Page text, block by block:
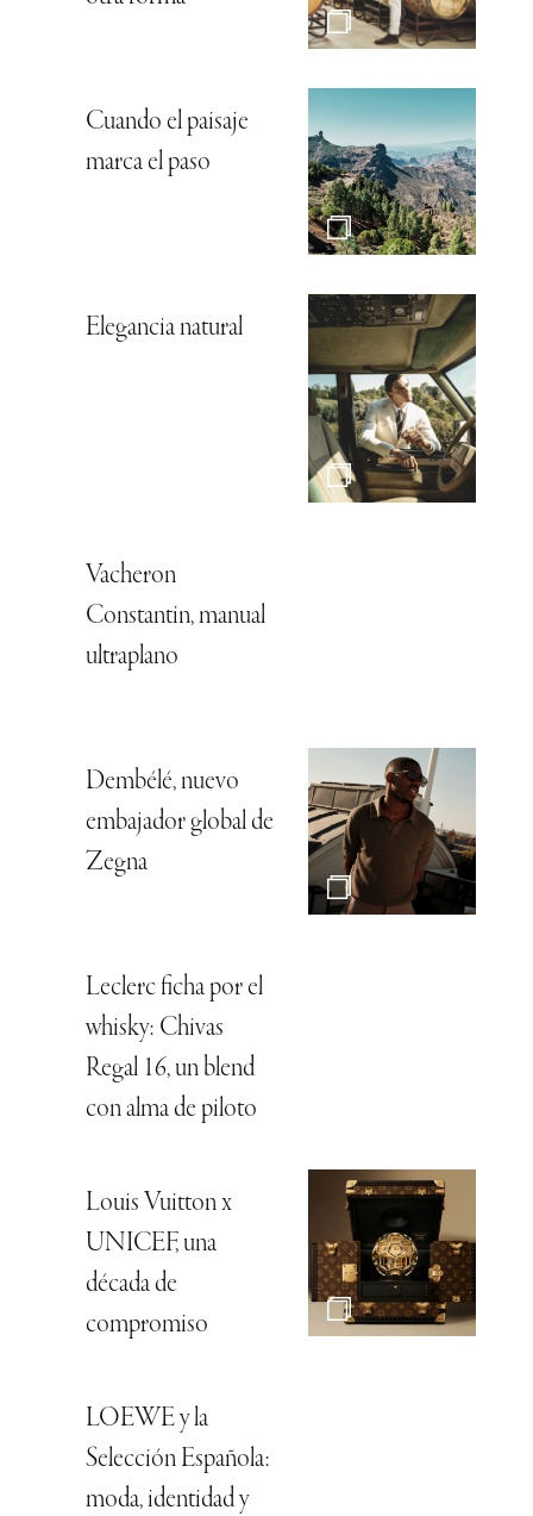
Cuando el paisaje
marca el paso
Elegancia natural
Vacheron
Constantin, manual
ultraplano
Dembélé, nuevo
embajador global de
Zegna
Leclerc ficha por el
whisky: Chivas
Regal 16, un blend
con alma de piloto
Louis Vuitton x
UNICEF, una
década de
compromiso
LOEWE y la
Selección Española:
moda, identidad y